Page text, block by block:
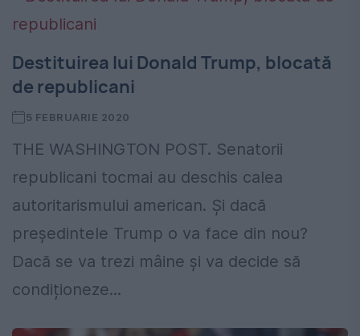
Destituirea lui Donald Trump, blocată
de republicani
5 FEBRUARIE 2020
THE WASHINGTON POST. Senatorii
republicani tocmai au deschis calea
autoritarismului american. Și dacă
președintele Trump o va face din nou?
Dacă se va trezi mâine și va decide să
condiționeze...